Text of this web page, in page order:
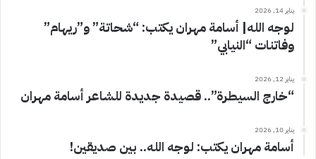
يناير 14, 2026
لوجه الله| أسامة مهران يكتب: “شحاتة” و”ريهام”
وفاتنات “النيابي”
يناير 12, 2026
“خارج السيطرة”.. قصيدة جديدة للشاعر أسامة مهران
يناير 10, 2026
أسامة مهران يكتب: لوجه الله.. بين صديقين!